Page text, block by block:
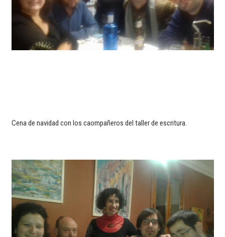
Cena de navidad con los caompañeros del taller de escritura.